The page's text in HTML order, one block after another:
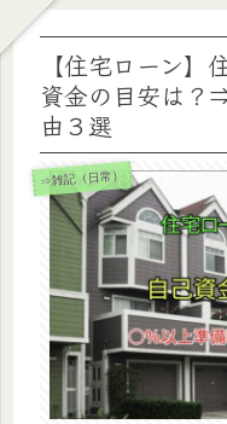
【住宅ローン
資金の目安は
由３選
⇒雑記（日常）